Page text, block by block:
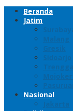
Beranda
Jatim
Malang
Gresik
Sidoarjo
Nasional
Jakarta